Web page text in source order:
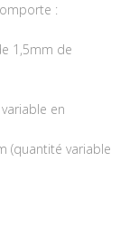
:
1,5mm de
en
(quantité variable